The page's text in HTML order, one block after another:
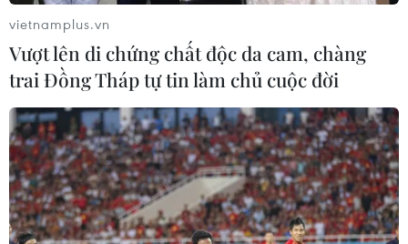
CƠ QUAN CHỦ QUẢN: THÔNG TẤN XÃ VIỆT NAM
Tổng Biên tập: TRẦN TIẾN DUẨN
Phó Tổng Biên tập: NGUYỄN THỊ TÁM, KHÚC THANH
THỦY
vietnamplus.vn
Vượt lên di chứng chất độc da cam, chàng
trai Đồng Tháp tự tin làm chủ cuộc đời